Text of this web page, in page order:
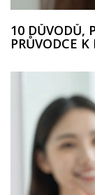
10 DŮVODŮ,
PRŮVODCE